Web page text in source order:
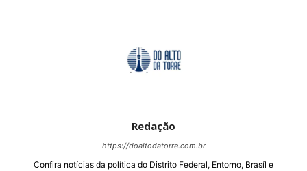
Redação
https://doaltodatorre.com.br
Confira notícias da política do Distrito Federal, Entorno, Brasíl e